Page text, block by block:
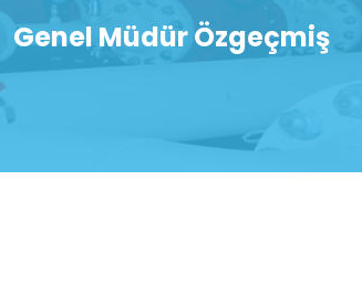
Genel Müdür Özgeçmiş